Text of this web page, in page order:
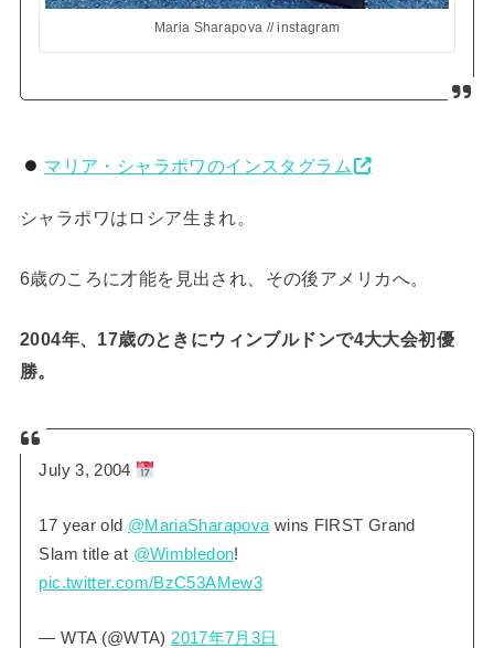
Maria Sharapova // instagram
マリア・シャラポワのインスタグラム
シャラポワはロシア生まれ。
6歳のころに才能を見出され、その後アメリカへ。
2004年、17歳のときにウィンブルドンで4大大会初優
勝。
July 3, 2004
17 year old @MariaSharapova wins FIRST Grand
Slam title at @Wimbledon!
pic.twitter.com/BzC53AMew3
— WTA (@WTA) 2017年7月3日